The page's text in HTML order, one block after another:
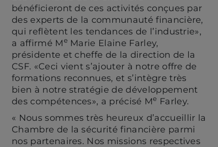
bénéficieront de ces activités conçues par
des experts de la communauté financière,
qui reflètent les tendances de l’industrie»,
a affirmé MeMarie Elaine Farley,
présidente et cheffe de la direction de la
CSF. «Ceci vient s’ajouter à notre offre de
formations reconnues, et s’intègre très
bien à notre stratégie de développement
des compétences», a précisé Me Farley.
« Nous sommes très heureux d’accueillir la
Chambre de la sécurité financière parmi
nos partenaires. Nos missions respectives